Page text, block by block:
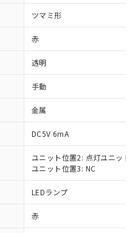
ツマミ形
赤
透明
手動
金属
DC5V 6mA
ユニット位置2: 点灯ユニット
ユニット位置3: NC
LEDランプ
赤